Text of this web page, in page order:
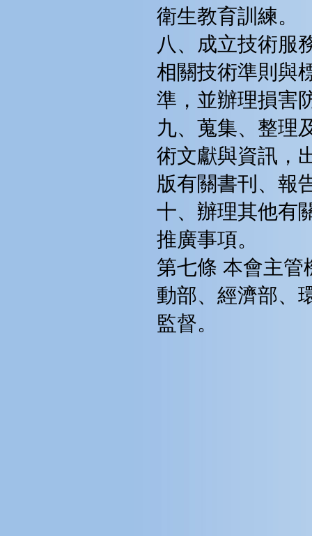
衛生教育訓練。
八、成立技術服
相關技術準則與
準，並辦理損害
九、蒐集、整理
術文獻與資訊，
版有關書刊、報
十、辦理其他有
推廣事項。
第七條 本會主管
動部、經濟部、
監督。